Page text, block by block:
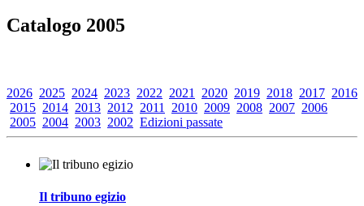
Catalogo 2005
2026 2025 2024 2023 2022 2021 2020 2019 2018 2017 2016
2015 2014 2013 2012 2011 2010 2009 2008 2007 2006
2005 2004 2003 2002 Edizioni passate
Il tribuno egizio